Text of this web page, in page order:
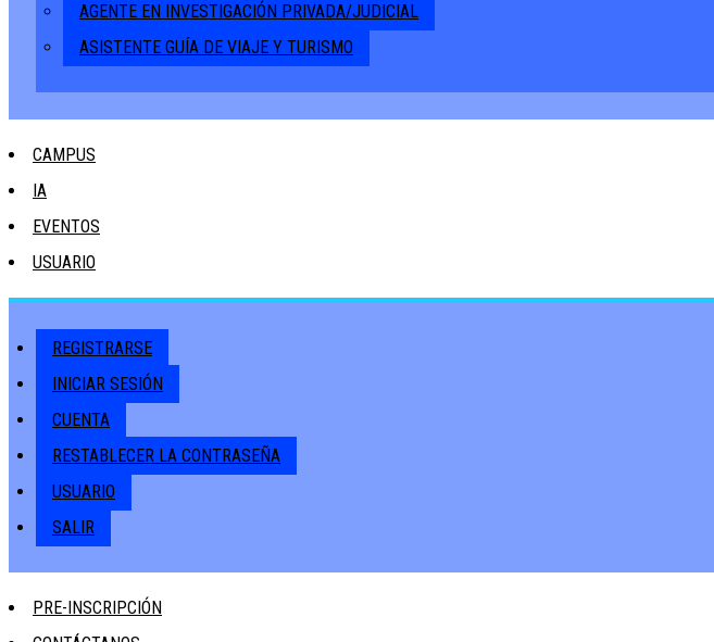
AGENTE EN INVESTIGACIÓN PRIVADA/JUDICIAL
ASISTENTE GUÍA DE VIAJE Y TURISMO
CAMPUS
IA
EVENTOS
USUARIO
REGISTRARSE
INICIAR SESIÓN
CUENTA
RESTABLECER LA CONTRASEÑA
USUARIO
SALIR
PRE-INSCRIPCIÓN